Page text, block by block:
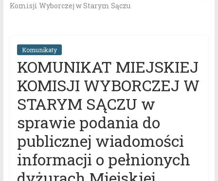
Komisji Wyborczej w Starym Sączu
Komunikaty
KOMUNIKAT MIEJSKIEJ
KOMISJI WYBORCZEJ W
STARYM SĄCZU w
sprawie podania do
publicznej wiadomości
informacji o pełnionych